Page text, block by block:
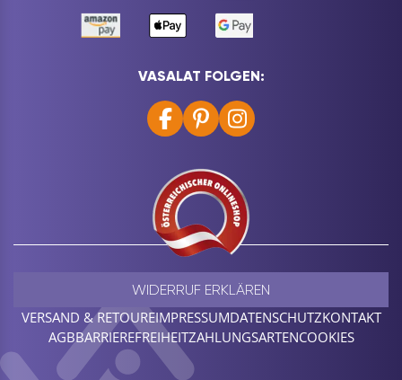
VASALAT FOLGEN:
VERSAND & RETOUREIMPRESSUMDATENSCHUTZKONTAKT
AGBBARRIEREFREIHEITZAHLUNGSARTENCOOKIES
WIDERRUF ERKLÄREN